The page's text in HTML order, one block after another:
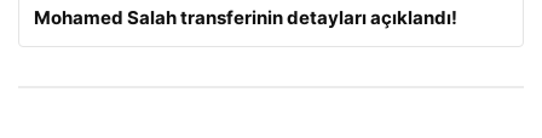
Mohamed Salah transferinin detayları açıklandı!